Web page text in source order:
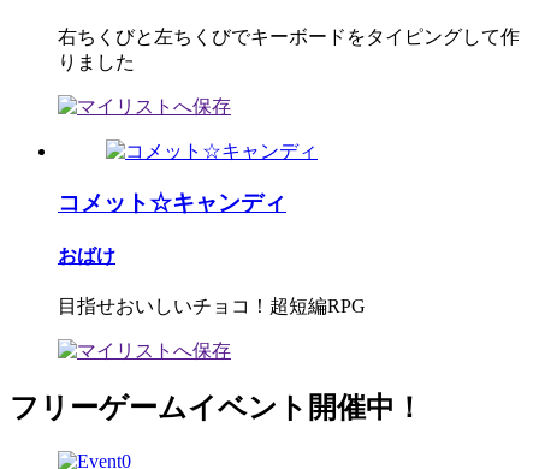
右ちくびと左ちくびでキーボードをタイピングして作
りました
コメット☆キャンディ
おばけ
目指せおいしいチョコ！超短編RPG
フリーゲームイベント開催中！